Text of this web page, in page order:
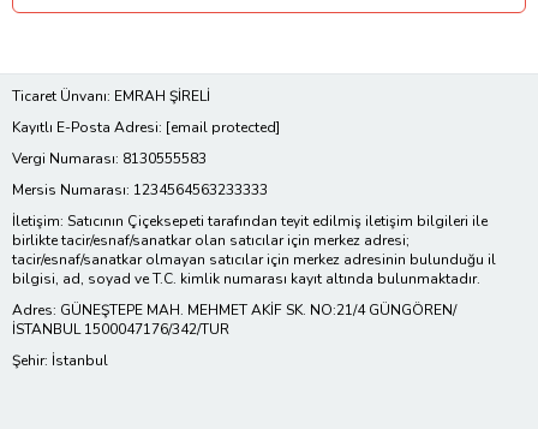
Ticaret Ünvanı: EMRAH ŞİRELİ
Kayıtlı E-Posta Adresi: [email protected]
Vergi Numarası: 8130555583
Mersis Numarası: 1234564563233333
İletişim: Satıcının Çiçeksepeti tarafından teyit edilmiş iletişim bilgileri ile
birlikte tacir/esnaf/sanatkar olan satıcılar için merkez adresi;
tacir/esnaf/sanatkar olmayan satıcılar için merkez adresinin bulunduğu il
bilgisi, ad, soyad ve T.C. kimlik numarası kayıt altında bulunmaktadır.
Adres: GÜNEŞTEPE MAH. MEHMET AKİF SK. NO:21/4 GÜNGÖREN/
İSTANBUL 1500047176/342/TUR
Şehir: İstanbul